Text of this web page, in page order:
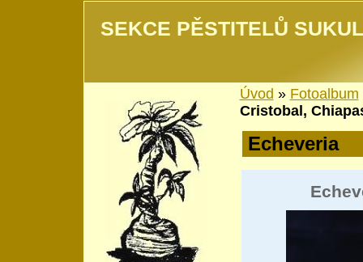
SEKCE PĚSTITELŮ
Úvod » Fotoalbum
Cristobal,
Echeveria